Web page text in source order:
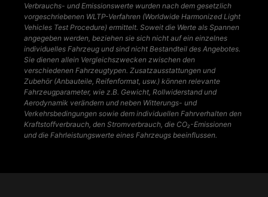
Verbrauchs- und Emissionswerte wurden nach dem gesetzlich
vorgeschriebenen WLTP-Verfahren (Worldwide Harmonized Light
Vehicles Test Procedure) ermittelt. Soweit die Werte als Spannen
angegeben werden, beziehen sie sich nicht auf ein einzelnes
individuelles Fahrzeug und sind nicht Bestandteil des Angebotes.
Sie dienen allein Vergleichszwecken zwischen den
verschiedenen Fahrzeugtypen. Zusatzausstattungen und
Zubehör (Anbauteile, Reifenformat, usw.) können relevante
Fahrzeugparameter, wie z.B. Gewicht, Rollwiderstand und
Aerodynamik verändern und neben Witterungs- und
Verkehrsbedingungen sowie dem individuellen Fahrverhalten den
Kraftstoffverbrauch, den Stromverbrauch, die CO₂-Emissionen
und die Fahrleistungswerte eines Fahrzeugs beeinflussen.